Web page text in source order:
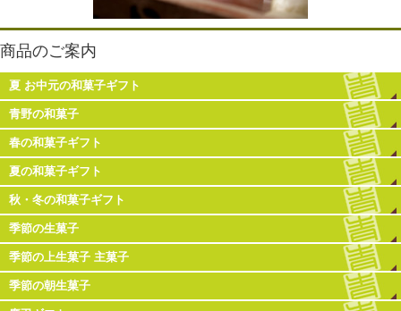
商品のご案内
夏 お中元の和菓子ギフト
青野の和菓子
春の和菓子ギフト
夏の和菓子ギフト
秋・冬の和菓子ギフト
季節の生菓子
季節の上生菓子 主菓子
季節の朝生菓子